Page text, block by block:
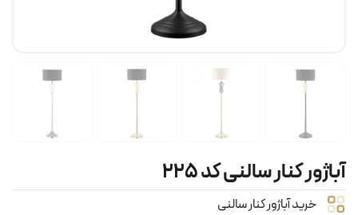
آباژور کنار سالنی کد ۲۲۵
خرید آباژور کنار سالنی